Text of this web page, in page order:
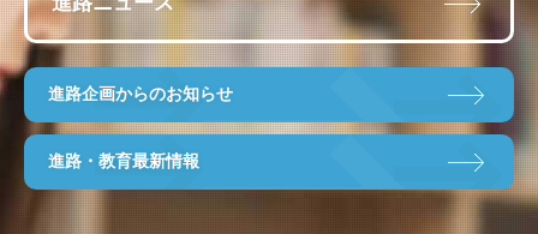
進路企画からのお知らせ
進路・教育最新情報